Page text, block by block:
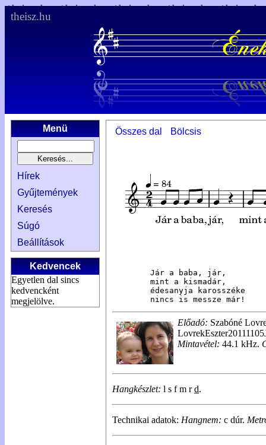
theisz.hu
Menü
Hírek
Gyűjtemények
Keresés
Súgó
Beállítások
Kedvencek
Egyetlen dal sincs
kedvencként
megjelölve.
Összes dal Bölcsis
Jár a baba, jár,
mint a kismadár,
édesanyja karosszéke
nincs is messze már!
Előadó: Szabóné
Mintavétel: 44.1 kHz.
Hangkészlet: l s f m rd.
Technikai adatok: Hangnem: c dúr.